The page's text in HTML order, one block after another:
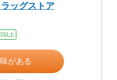
ッグストア
以上
がある